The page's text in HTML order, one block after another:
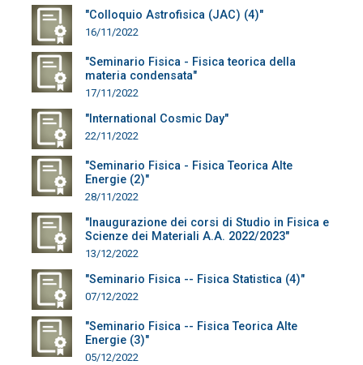
"Colloquio Astrofisica (JAC) (4)"
16/11/2022
"Seminario Fisica - Fisica teorica della
materia condensata"
17/11/2022
"International Cosmic Day"
22/11/2022
"Seminario Fisica - Fisica Teorica Alte
Energie (2)"
28/11/2022
"Inaugurazione dei corsi di Studio in Fisica e
Scienze dei Materiali A.A. 2022/2023"
13/12/2022
"Seminario Fisica -- Fisica Statistica (4)"
07/12/2022
"Seminario Fisica -- Fisica Teorica Alte
Energie (3)"
05/12/2022